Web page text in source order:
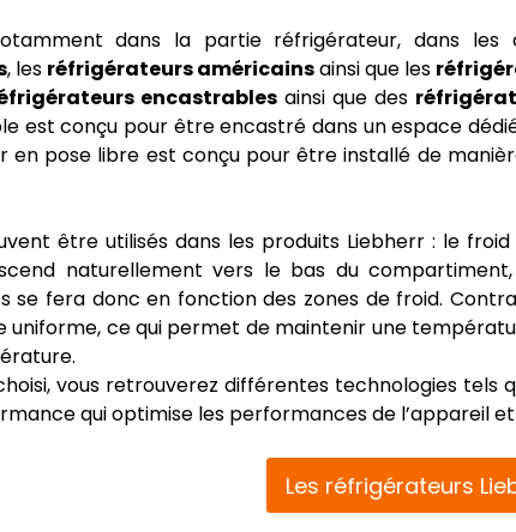
dans la partie réfrigérateur, dans les
, les réfrigérateurs américainsainsi que les
encastrablesainsi que des
est conçu pour être encastré dans un espace
en pose libre est conçu pour être installé de
être utilisés dans les produits Liebherr : le
naturellement vers le bas du
se fera donc en fonction des zones de froid.
uniforme, ce qui permet de maintenir une
vous retrouverez différentes technologies tels
qui optimise les performances de l’appareil et
Les réfrigérateurs